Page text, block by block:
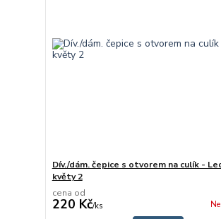
Dív./dám. čepice s otvorem na culík -
květy 2
cena od
220 Kč/ks